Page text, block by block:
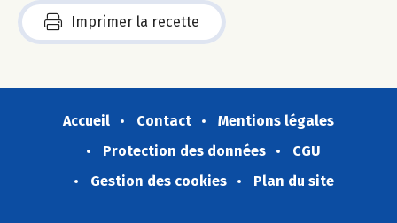
Imprimer la recette
Accueil Contact
Mentions légales
Protection des données
CGU
Gestion des cookies
Plan du site